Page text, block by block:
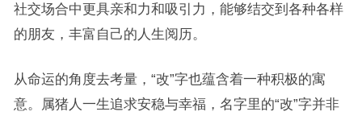
社交场合中更具亲和力和吸引力，能够结交到各种各样
的朋友，丰富自己的人生阅历。
从命运的角度去考量，“改”字也蕴含着一种积极的寓
意。属猪人一生追求安稳与幸福，名字里的“改”字并非